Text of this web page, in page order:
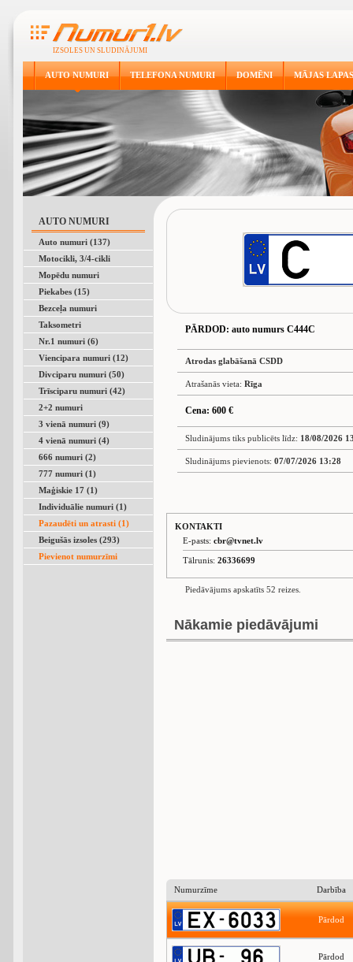
IZSOLES UN SLUDINĀJUMI
AUTO NUMURI TELEFONA NUMURI DOMĒNI MĀJAS LAPAS
AUTO NUMURI
Auto numuri (137)
Motocikli, 3/4-cikli
Mopēdu numuri
Piekabes (15)
Bezceļa numuri
Taksometri
Nr.1 numuri (6)
Viencipara numuri (12)
Divciparu numuri (50)
Trīsciparu numuri (42)
2+2 numuri
3 vienā numuri (9)
4 vienā numuri (4)
666 numuri (2)
777 numuri (1)
Maģiskie 17 (1)
Individuālie numuri (1)
Pazaudēti un atrasti (1)
Beigušās izsoles (293)
Pievienot numurzīmi
PĀRDOD: auto numurs C444C
Atrodas glabāšanā CSDD
Atrašanās vieta: Rīga
Cena: 600 €
Sludinājums tiks publicēts līdz: 18/08/2026
Sludinājums pievienots: 07/07/2026 13:28
KONTAKTI
E-pasts: cbr@tvnet.lv
Tālrunis: 26336699
Piedāvājums apskatīts 52 reizes.
Nākamie piedāvājumi
Numurzīme Darbība
Pārdod
Pārdod